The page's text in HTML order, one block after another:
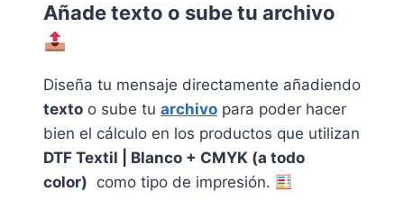
Añade texto o sube tu archivo
Diseña tu mensaje directamente añadiendo
texto o sube tu archivo para poder hacer
bien el cálculo en los productos que utilizan
DTF Textil | Blanco + CMYK (a todo
color) como tipo de impresión.